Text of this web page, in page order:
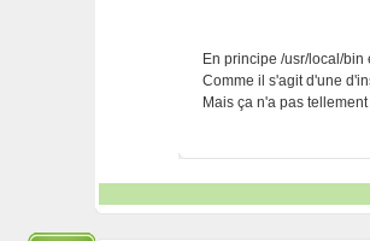
En principe /usr/local/bin
Comme il s'agit d'une
Mais ça n'a pas